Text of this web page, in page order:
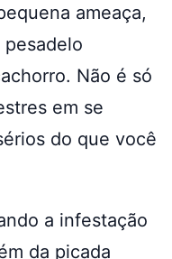
ameaça,
Não é só
em se
do que você
a infestação
da picada